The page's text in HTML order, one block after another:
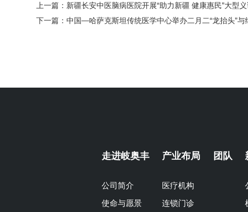
上一篇： 新疆长安中医脑病医院开展“助力新疆 健康惠民”大型
下一篇： 中国—哈萨克斯坦传统医学中心举办二月二“龙抬头”与
走进岐奥丰
公司简介
使命与愿景
产业布局
医疗机构
连锁门诊
团队